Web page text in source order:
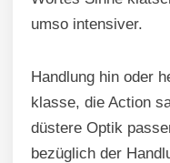
umso intensiver.
Handlung hin oder
klasse, die Action
düstere Optik
bezüglich der